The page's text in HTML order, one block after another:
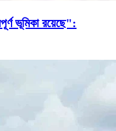
ভূমিকা রয়েছে":